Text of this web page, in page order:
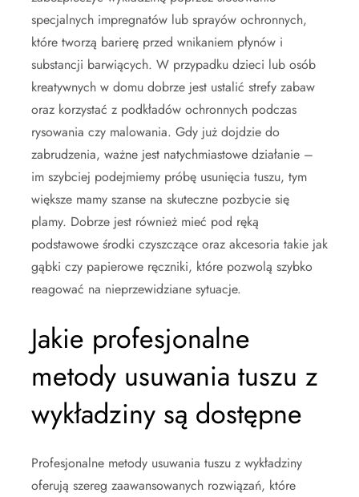
specjalnych impregnatów lub sprayów ochronnych,
które tworzą barierę przed wnikaniem płynów i
substancji barwiących. W przypadku dzieci lub osób
kreatywnych w domu dobrze jest ustalić strefy zabaw
oraz korzystać z podkładów ochronnych podczas
rysowania czy malowania. Gdy już dojdzie do
zabrudzenia, ważne jest natychmiastowe działanie –
im szybciej podejmiemy próbę usunięcia tuszu, tym
większe mamy szanse na skuteczne pozbycie się
plamy. Dobrze jest również mieć pod ręką
podstawowe środki czyszczące oraz akcesoria takie jak
gąbki czy papierowe ręczniki, które pozwolą szybko
reagować na nieprzewidziane sytuacje.
Jakie profesjonalne
metody usuwania tuszu z
wykładziny są dostępne
Profesjonalne metody usuwania tuszu z wykładziny
oferują szereg zaawansowanych rozwiązań, które